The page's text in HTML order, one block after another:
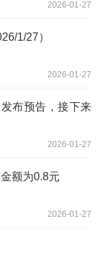
2026-01-27
1/27）
2026-01-27
布预告，接下来
2026-01-27
额为0.8元
2026-01-27